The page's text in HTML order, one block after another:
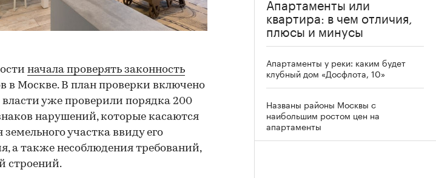
начала проверять законность
в Москве. В план проверки включено
уже проверили порядка 200
нарушений, которые касаются
участка ввиду его
а также несоблюдения требований,
строений.
квартира: в чем отличия,
плюсы и минусы
Апартаменты у реки: каким будет
клубный дом «Досфлота, 10»
Названы районы Москвы с
наибольшим ростом цен на
апартаменты